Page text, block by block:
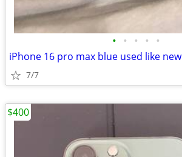
• • • • •
iPhone 16 pro max blue used like new
7/7
$400